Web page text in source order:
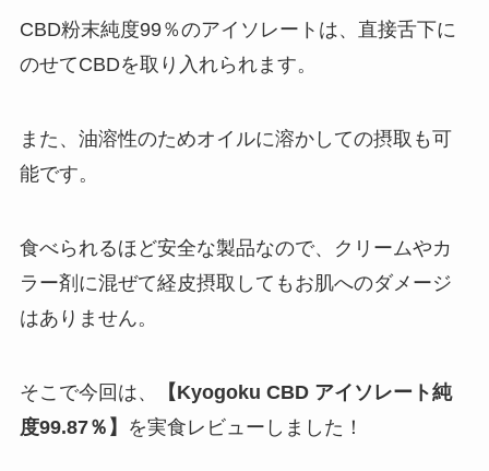
CBD粉末純度99％のアイソレートは、直接舌下に
のせてCBDを取り入れられます。
また、油溶性のためオイルに溶かしての摂取も可
能です。
食べられるほど安全な製品なので、クリームやカ
ラー剤に混ぜて経皮摂取してもお肌へのダメージ
はありません。
そこで今回は、
【Kyogoku CBD アイソレート純
度99.87％】
を実食レビューしました！